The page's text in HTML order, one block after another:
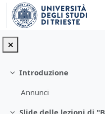
Vai al contenuto principale
Minimizza
Introduzione
Annunci